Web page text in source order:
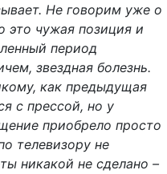
Не говорим уже о
это чужая позиция и
период
звездная болезнь.
как предыдущая
с прессой, но у
приобрело просто
телевизору не
никакой не сделано –